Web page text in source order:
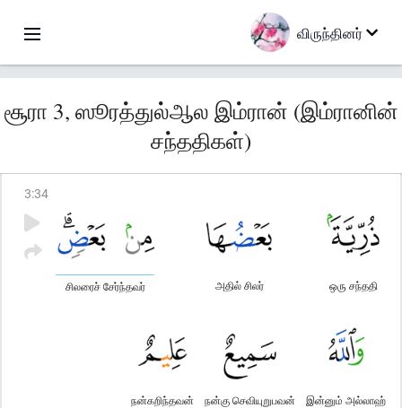
விருந்தினர்
சூரா 3, ஸூரத்துல்ஆல இம்ரான் (இம்ரானின்
சந்ததிகள்)
3:34
ஒரு சந்ததி
அதில் சிலர்
சிலரைச் சேர்ந்தவர்
இன்னும் அல்லாஹ்
நன்கு செவியுறுபவன்
நன்கறிந்தவன்